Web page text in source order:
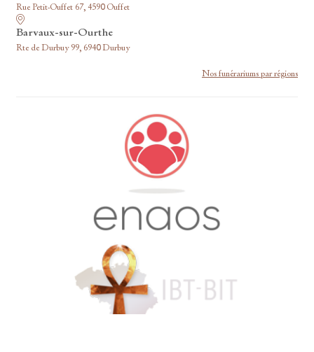
Rue Petit-Ouffet 67, 4590 Ouffet
Barvaux-sur-Ourthe
Rte de Durbuy 99, 6940 Durbuy
Nos funérariums par régions